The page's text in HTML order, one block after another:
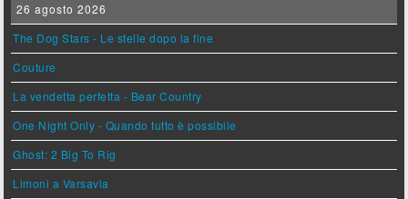
26 agosto 2026
The Dog Stars - Le stelle dopo la fine
Couture
La vendetta perfetta - Bear Country
One Night Only - Quando tutto è possibile
Ghost: 2 Big To Rig
Limoni a Varsavia